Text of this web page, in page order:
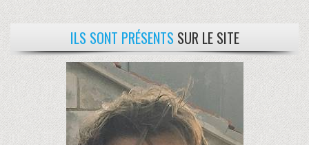
ILS SONT PRÉSENTS SUR LE SITE